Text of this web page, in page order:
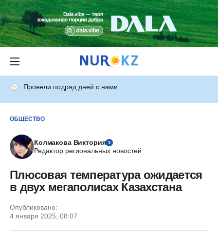
Провели подряд дней с нами
ОБЩЕСТВО
Колмакова Виктория
Редактор региональных новостей
Плюсовая температура ожидается
в двух мегаполисах Казахстана
Опубликовано:
4 января 2025, 08:07